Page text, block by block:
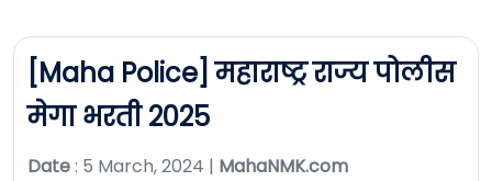
[Maha Police] महाराष्ट्र राज्य पोलीस
मेगा भरती 2025
Date: 5 March, 2024 | MahaNMK.com